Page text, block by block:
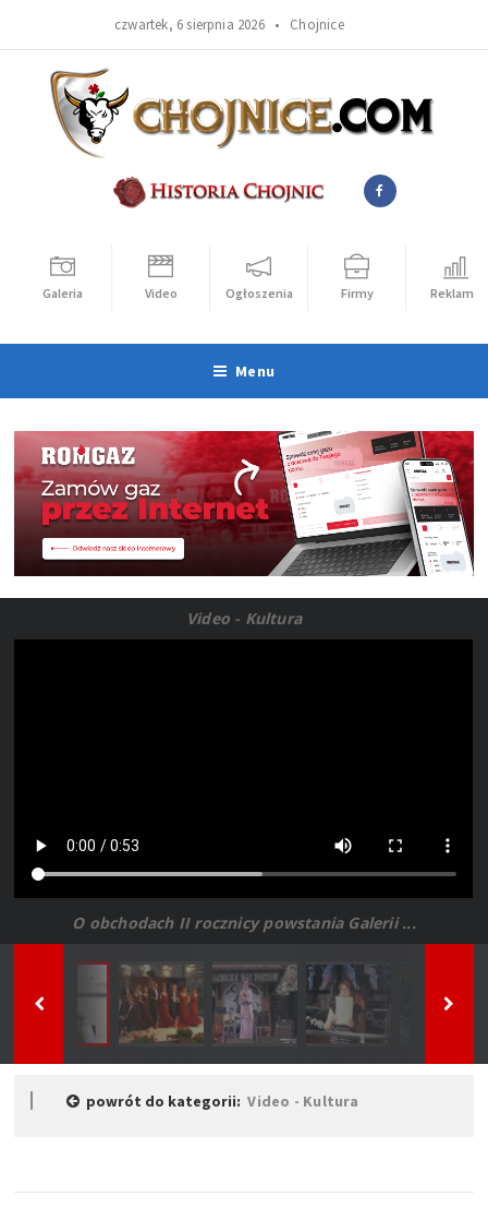
czwartek, 6 sierpnia 2026 • Chojnice
Galeria Video Ogłoszenia Firmy Reklama
Menu
Video - Kultura
O obchodach II rocznicy powstania Galerii ...
powrót do kategorii:Video - Kultura